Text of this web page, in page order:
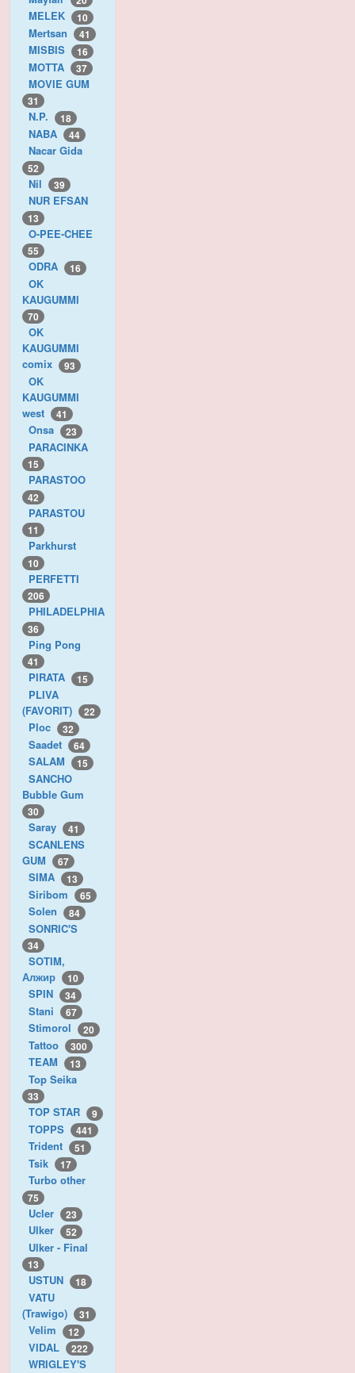
MELEK 10
Mertsan 41
MISBIS 16
MOTTA 37
MOVIE GUM
31
N.P. 18
NABA 44
Nacar Gida
52
Nil 39
NUR EFSAN
13
O-PEE-CHEE
55
ODRA 16
OK
KAUGUMMI
70
OK
KAUGUMMI
comix
93
OK
KAUGUMMI
west
41
Onsa 23
PARACINKA
15
PARASTOO
42
PARASTOU
11
Parkhurst
10
PERFETTI
206
PHILADELPHIA
36
Ping Pong
41
PIRATA 15
PLIVA
(FAVORIT)
22
Ploc 32
Saadet 64
SALAM 15
SANCHO
Bubble Gum
30
Saray 41
SCANLENS
GUM
67
SIMA 13
Siribom 65
Solen 84
SONRIC'S
34
SOTIM,
Алжир
10
SPIN 34
Stani 67
Stimorol 20
Tattoo 300
TEAM 13
Top Seika
33
TOP STAR 9
TOPPS 441
Trident 51
Tsik 17
Turbo other
75
Ucler 23
Ulker 52
Ulker - Final
13
USTUN 18
VATU
(Trawigo)
31
Velim 12
VIDAL 222
WRIGLEY'S